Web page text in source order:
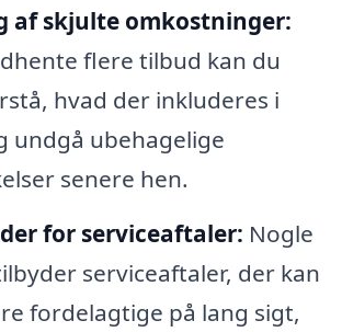
af skjulte omkostninger:
flere tilbud kan du
hvad der inkluderes i
undgå ubehagelige
senere hen.
for serviceaftaler: Nogle
serviceaftaler, der kan
fordelagtige på lang sigt,